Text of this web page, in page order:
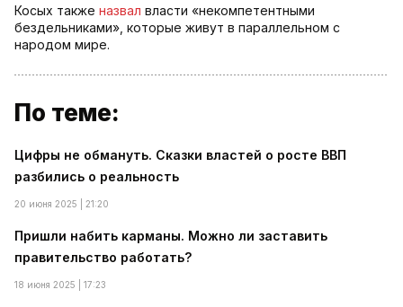
Косых также назвал власти «некомпетентными
бездельниками», которые живут в параллельном с
народом мире.
По теме:
Цифры не обмануть. Сказки властей о росте ВВП
разбились о реальность
20 июня 2025 | 21:20
Пришли набить карманы. Можно ли заставить
правительство работать?
18 июня 2025 | 17:23